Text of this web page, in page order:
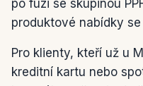
po fúzi se skupinou
produktové nabídky
Pro klienty, kteří už u
kreditní kartu nebo